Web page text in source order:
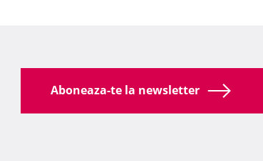
Aboneaza-te la newsletter